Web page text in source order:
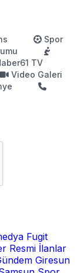
Spor
TV
Video Galeri
Fugit
Resmi İlanlar
Giresun